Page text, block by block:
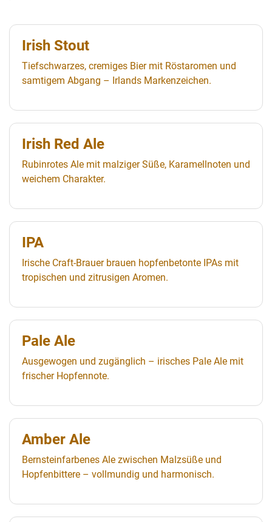
Irish Stout
Tiefschwarzes, cremiges Bier mit Röstaromen und
samtigem Abgang – Irlands Markenzeichen.
Irish Red Ale
Rubinrotes Ale mit malziger Süße, Karamellnoten und
weichem Charakter.
IPA
Irische Craft-Brauer brauen hopfenbetonte IPAs mit
tropischen und zitrusigen Aromen.
Pale Ale
Ausgewogen und zugänglich – irisches Pale Ale mit
frischer Hopfennote.
Amber Ale
Bernsteinfarbenes Ale zwischen Malzsüße und
Hopfenbittere – vollmundig und harmonisch.